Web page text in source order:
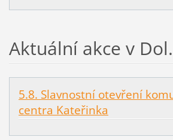
Aktuální akce v
5.8. Slavnostní otevření
centra Kateřinka